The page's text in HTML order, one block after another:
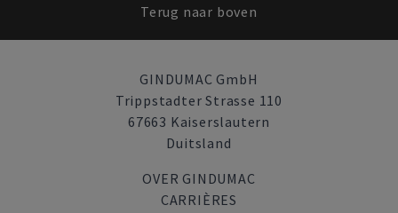
Terug naar boven
GINDUMAC GmbH
Trippstadter Strasse 110
67663 Kaiserslautern
Duitsland
OVER GINDUMAC
CARRIÈRES